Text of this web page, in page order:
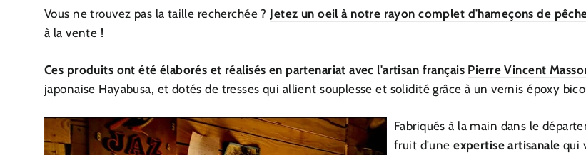
Vous ne trouvez pas la taille recherchée ? Jetez un oeil à notre rayon complet d'hameçons de
à la vente !
Ces produits ont été élaborés et réalisés en partenariat avec l'artisan français Pierre Vincent
japonaise Hayabusa, et dotés de tresses qui allient souplesse et solidité grâce à un vernis époxy
Fabriqués à la main dans le
fruit d'uneexpertise artisanale qui